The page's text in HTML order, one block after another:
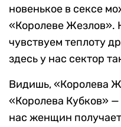
новенькое в сексе
«Королеве Жезлов».
чувствуем теплоту
здесь у нас сектор
Видишь, «Королева
«Королева Кубков»
нас женщин